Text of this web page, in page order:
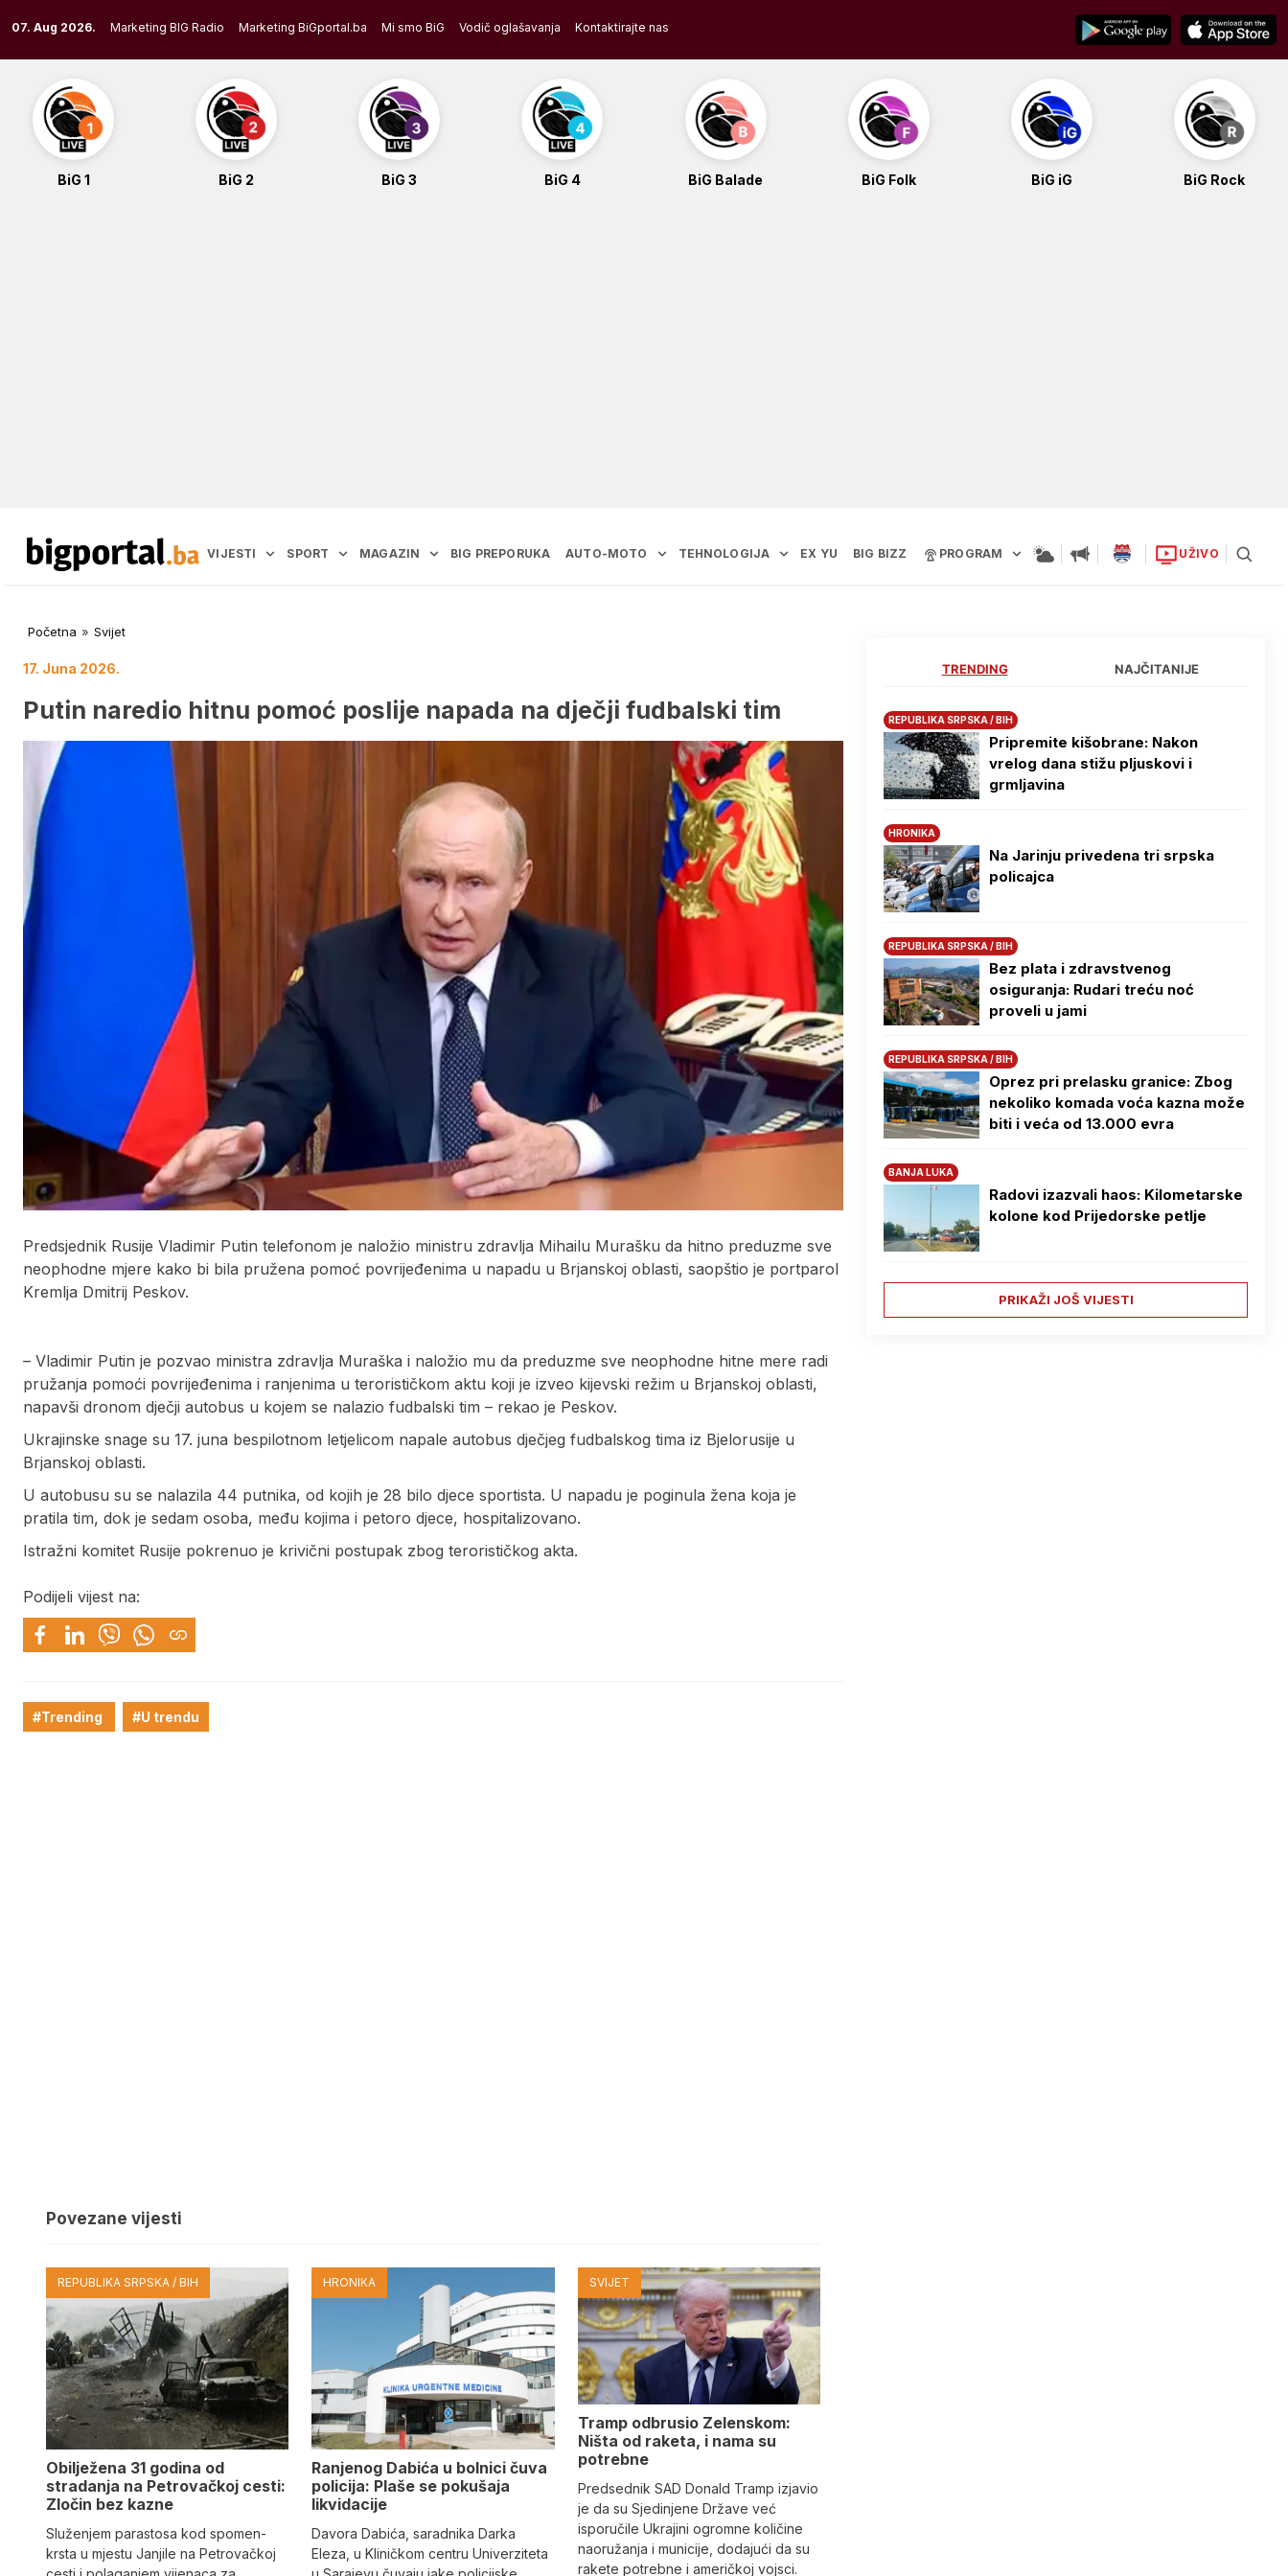
to
content
07. Aug 2026. Marketing BIG Radio Marketing BiGportal.ba Mi smo BiG Vodič oglašavanja Kontaktirajte nas
BiG 1 BiG 2 BiG 3 BiG 4 BiG Balade BiG Folk BiG iG BiG Rock
VIJESTI SPORT MAGAZIN BIG PREPORUKA AUTO-MOTO TEHNOLOGIJA EX YU BIG BIZZ PROGRAM UŽIVO
Početna » Svijet
17. Juna 2026.
Putin naredio hitnu pomoć poslije napada na dječji fudbalski tim
Predsjednik Rusije Vladimir Putin telefonom je naložio ministru zdravlja Mihailu Murašku da hitno preduzme sve
neophodne mjere kako bi bila pružena pomoć povrijeđenima u napadu u Brjanskoj oblasti, saopštio je portparol
Kremlja Dmitrij Peskov.
– Vladimir Putin je pozvao ministra zdravlja Muraška i naložio mu da preduzme sve neophodne hitne mere radi
pružanja pomoći povrijeđenima i ranjenima u terorističkom aktu koji je izveo kijevski režim u Brjanskoj oblasti,
napavši dronom dječji autobus u kojem se nalazio fudbalski tim – rekao je Peskov.
Ukrajinske snage su 17. juna bespilotnom letjelicom napale autobus dječjeg fudbalskog tima iz Bjelorusije u
Brjanskoj oblasti.
U autobusu su se nalazila 44 putnika, od kojih je 28 bilo djece sportista. U napadu je poginula žena koja je
pratila tim, dok je sedam osoba, među kojima i petoro djece, hospitalizovano.
Istražni komitet Rusije pokrenuo je krivični postupak zbog terorističkog akta.
Podijeli vijest na:
#Trending #U trendu
Povezane vijesti
REPUBLIKA SRPSKA / BIH
Obilježena 31 godina od
stradanja na Petrovačkoj cesti:
Zločin bez kazne
Služenjem parastosa kod spomen-
krsta u mjestu Janjile na Petrovačkoj
HRONIKA
Ranjenog Dabića u bolnici čuva
policija: Plaše se pokušaja
likvidacije
Davora Dabića, saradnika Darka
Eleza, u Kliničkom centru Univerziteta
SVIJET
Tramp odbrusio Zelenskom:
Ništa od raketa, i nama su
potrebne
Predsednik SAD Donald Tramp izjavio
je da su Sjedinjene Države već
isporučile Ukrajini ogromne količine
naoružanja i municije, dodajući da su
rakete potrebne i američkoj vojsci.
TRENDING NAJČITANIJE
REPUBLIKA SRPSKA / BIH
Pripremite kišobrane: Nakon
vrelog dana stižu pljuskovi i
grmljavina
HRONIKA
Na Јarinju privedena tri srpska
policajca
REPUBLIKA SRPSKA / BIH
Bez plata i zdravstvenog
osiguranja: Rudari treću noć
proveli u jami
REPUBLIKA SRPSKA / BIH
Oprez pri prelasku granice: Zbog
nekoliko komada voća kazna može
biti i veća od 13.000 evra
BANJA LUKA
Radovi izazvali haos: Kilometarske
kolone kod Prijedorske petlje
PRIKAŽI JOŠ VIJESTI